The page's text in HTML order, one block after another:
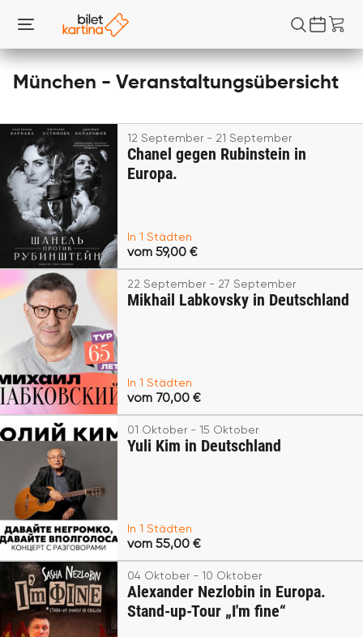
München - Veranstaltungsübersicht
12 September - 21 September
Chanel gegen Rubinstein in
Europa.
In 1 Städten
vom 59,00 €
22 September - 27 September
Mikhail Labkovsky in Deutschland
In 1 Städten
vom 70,00 €
01 Oktober - 15 Oktober
Yuli Kim in Deutschland
In 1 Städten
vom 55,00 €
04 Oktober - 10 Oktober
Alexander Nezlobin in Europa.
Stand-up-Tour „I'm fine“